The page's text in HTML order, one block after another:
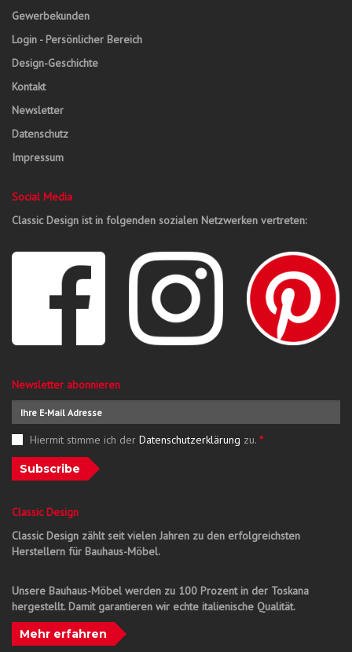
Gewerbekunden
Login - Persönlicher Bereich
Design-Geschichte
Kontakt
Newsletter
Datenschutz
Impressum
Social Media
Classic Design ist in folgenden sozialen Netzwerken vertreten:
Newsletter abonnieren
Hiermit stimme ich der Datenschutzerklärung zu. *
Subscribe
Classic Design
Classic Design zählt seit vielen Jahren zu den erfolgreichsten
Herstellern für Bauhaus-Möbel.
Unsere Bauhaus-Möbel werden zu 100 Prozent in der Toskana
hergestellt. Damit garantieren wir echte italienische Qualität.
Mehr erfahren